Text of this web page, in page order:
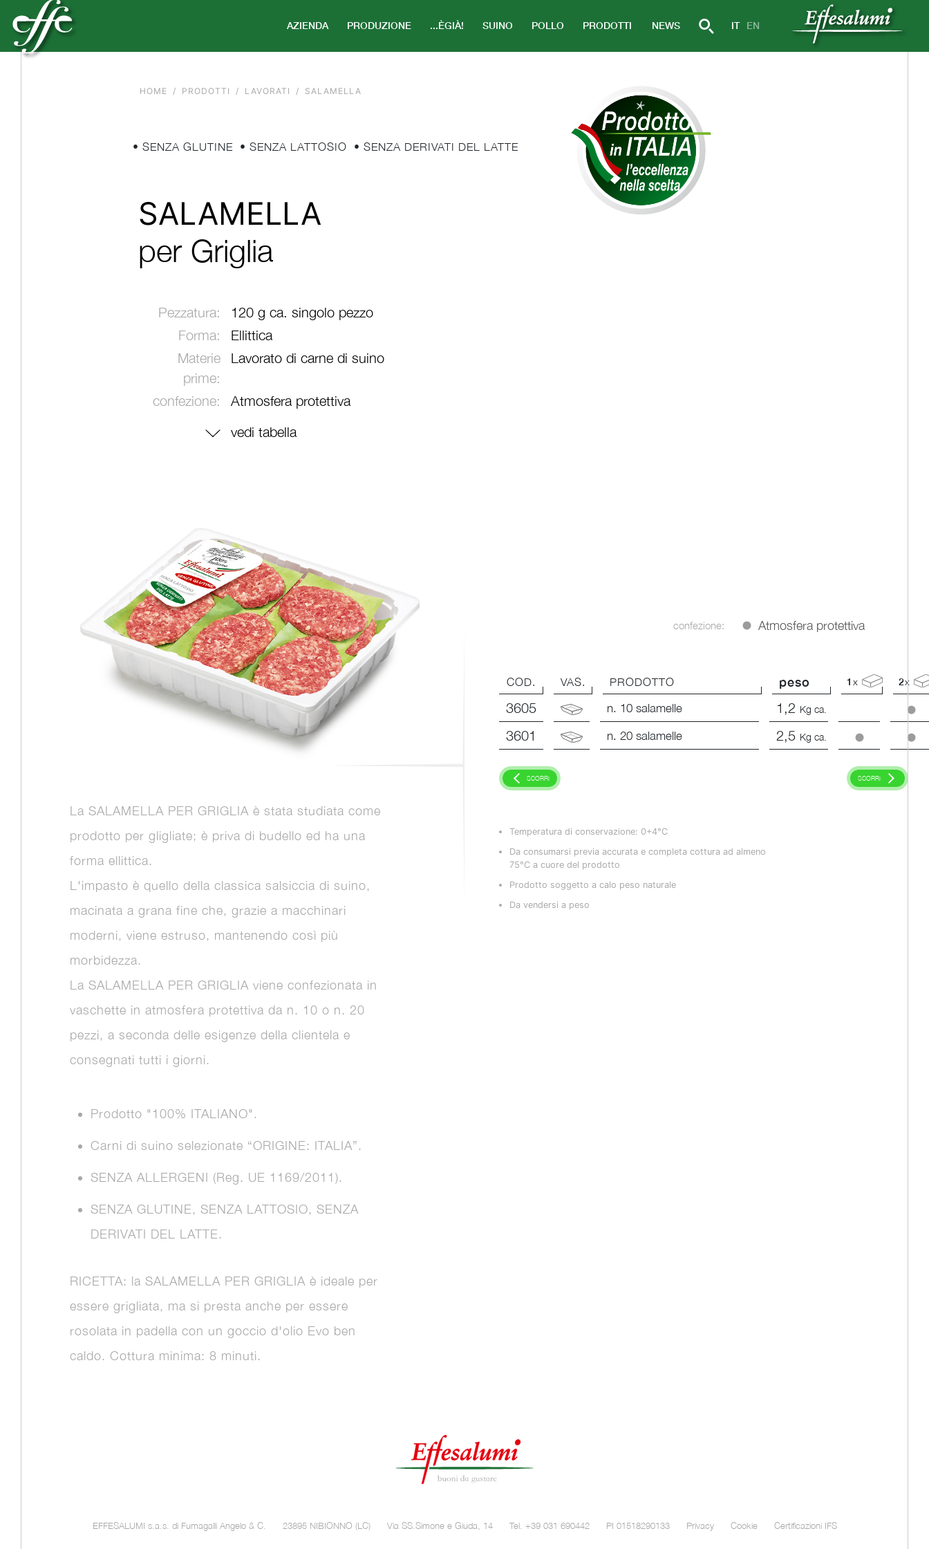
AZIENDA PRODUZIONE ...ÈGIÀ! SUINO POLLO PRODOTTI NEWS IT EN
HOME PRODOTTI LAVORATI SALAMELLA
• SENZA GLUTINE • SENZA LATTOSIO • SENZA DERIVATI DEL LATTE
SALAMELLA
per Griglia
Pezzatura:
120 g ca. singolo pezzo
Forma:
Ellittica
Materie
prime:
Lavorato di carne di suino
confezione:
Atmosfera protettiva
vedi tabella
La SALAMELLA PER GRIGLIA è stata studiata come
prodotto per gligliate; è priva di budello ed ha una
forma ellittica.
L'impasto è quello della classica salsiccia di suino,
macinata a grana fine che, grazie a macchinari
moderni, viene estruso, mantenendo così più
morbidezza.
La SALAMELLA PER GRIGLIA viene confezionata in
vaschette in atmosfera protettiva da n. 10 o n. 20
pezzi, a seconda delle esigenze della clientela e
consegnati tutti i giorni.
Prodotto "100% ITALIANO".
Carni di suino selezionate “ORIGINE: ITALIA”.
SENZA ALLERGENI (Reg. UE 1169/2011).
SENZA GLUTINE, SENZA LATTOSIO, SENZA
DERIVATI DEL LATTE.
RICETTA: la SALAMELLA PER GRIGLIA è ideale per
essere grigliata, ma si presta anche per essere
rosolata in padella con un goccio d'olio Evo ben
caldo. Cottura minima: 8 minuti.
confezione: Atmosfera protettiva
COD. VAS. PRODOTTO peso 1 x 2x
3605 n. 10 salamelle 1,2 Kg ca.
3601 n. 20 salamelle 2,5 Kg ca.
SCORRI SCORRI
Temperatura di conservazione: 0+4°C
Da consumarsi previa accurata e completa cottura ad almeno
75°C a cuore del prodotto
Prodotto soggetto a calo peso naturale
Da vendersi a peso
EFFESALUMI s.a.s. di Fumagalli Angelo & C. 23895 NIBIONNO (LC) Via SS.Simone e Giuda, 14 Tel. +39 031 690442 PI 01518290133 Privacy Cookie Certificazioni IFS